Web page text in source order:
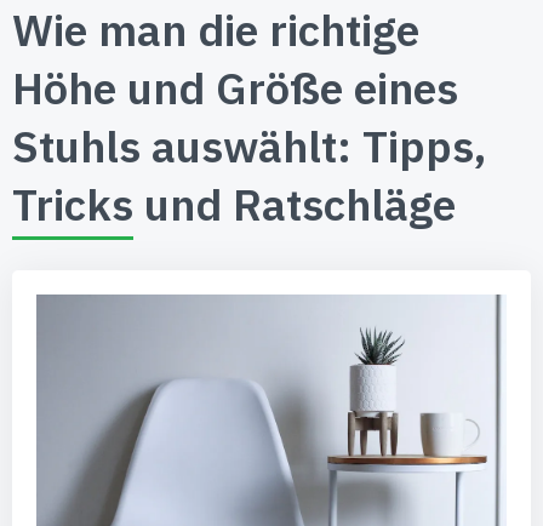
Wie man die richtige
Höhe und Größe eines
Stuhls auswählt: Tipps,
Tricks und Ratschläge